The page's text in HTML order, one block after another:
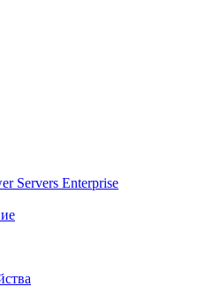
Servers Enterprise